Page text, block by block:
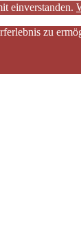
einverstanden.
zu